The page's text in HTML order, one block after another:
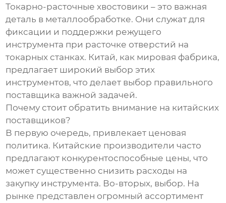
Токарно-расточные хвостовики – это важная
деталь в металлообработке. Они служат для
фиксации и поддержки режущего
инструмента при расточке отверстий на
токарных станках. Китай, как мировая фабрика,
предлагает широкий выбор этих
инструментов, что делает выбор правильного
поставщика важной задачей.
Почему стоит обратить внимание на китайских
поставщиков?
В первую очередь, привлекает ценовая
политика. Китайские производители часто
предлагают конкурентоспособные цены, что
может существенно снизить расходы на
закупку инструмента. Во-вторых, выбор. На
рынке представлен огромный ассортимент